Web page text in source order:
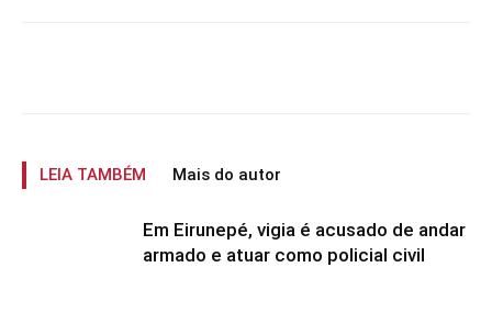
LEIA TAMBÉM Mais do autor
Em Eirunepé, vigia é acusado de andar
armado e atuar como policial civil